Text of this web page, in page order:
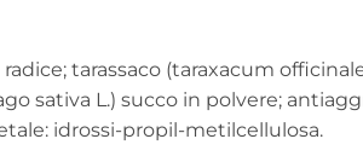
tarassaco (taraxacum
sativa L.) succo in polvere;
idrossi-propil-metilcellulosa.